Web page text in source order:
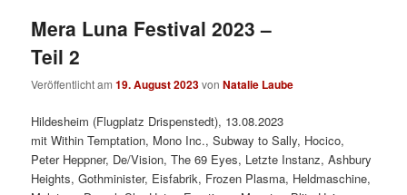
Mera Luna Festival 2023 –
Teil 2
Veröffentlicht am19. August 2023vonNatalie Laube
Hildesheim (Flugplatz Drispenstedt), 13.08.2023
mit Within Temptation, Mono Inc., Subway to Sally, Hocico,
Peter Heppner, De/Vision, The 69 Eyes, Letzte Instanz, Ashbury
Heights, Gothminister, Eisfabrik, Frozen Plasma, Heldmaschine,